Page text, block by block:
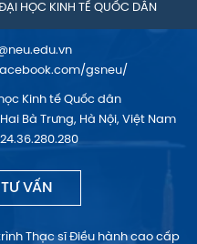
HỌC KINH TẾ QUỐC DÂN
gsneu/
Kinh tế Quốc dân
Bà Trưng, Hà Nội, Việt Nam
VẤN
Thạc sĩ Điều hành cao cấp